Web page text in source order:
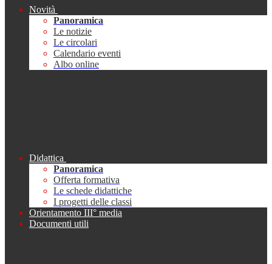
Novità
Panoramica
Le notizie
Le circolari
Calendario eventi
Albo online
Didattica
Panoramica
Offerta formativa
Le schede didattiche
I progetti delle classi
Orientamento III° media
Documenti utili